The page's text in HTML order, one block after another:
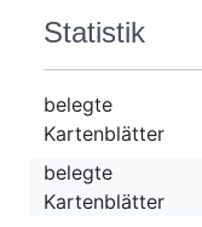
Statistik
belegte
Kartenblätter
belegte
Kartenblätter